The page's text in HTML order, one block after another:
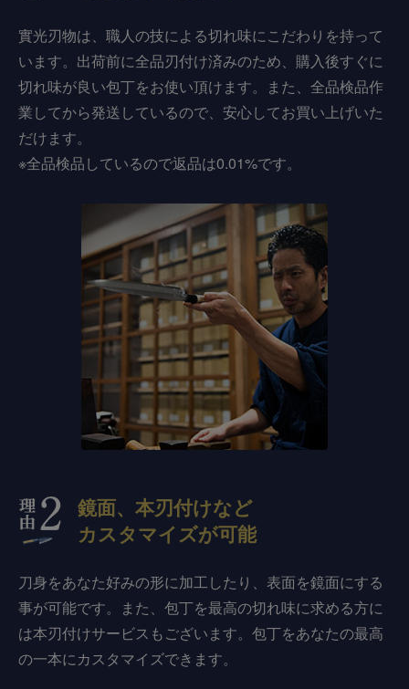
實光刃物は、職人の技による切れ味にこだわりを持って
います。出荷前に全品刃付け済みのため、購入後すぐに
切れ味が良い包丁をお使い頂けます。また、全品検品作
業してから発送しているので、安心してお買い上げいた
だけます。
※全品検品しているので返品は0.01%です。
鏡面、本刃付けなど
カスタマイズが可能
刀身をあなた好みの形に加工したり、表面を鏡面にする
事が可能です。また、包丁を最高の切れ味に求める方に
は本刃付けサービスもございます。包丁をあなたの最高
の一本にカスタマイズできます。